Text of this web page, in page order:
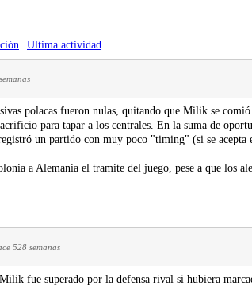
Ultima actividad
polacas fueron nulas, quitando que Milik se
para tapar a los centrales. En la suma de
un partido con muy poco "timing" (si se
a Alemania el tramite del juego, pese a que los
528 semanas
fue superado por la defensa rival si hubiera